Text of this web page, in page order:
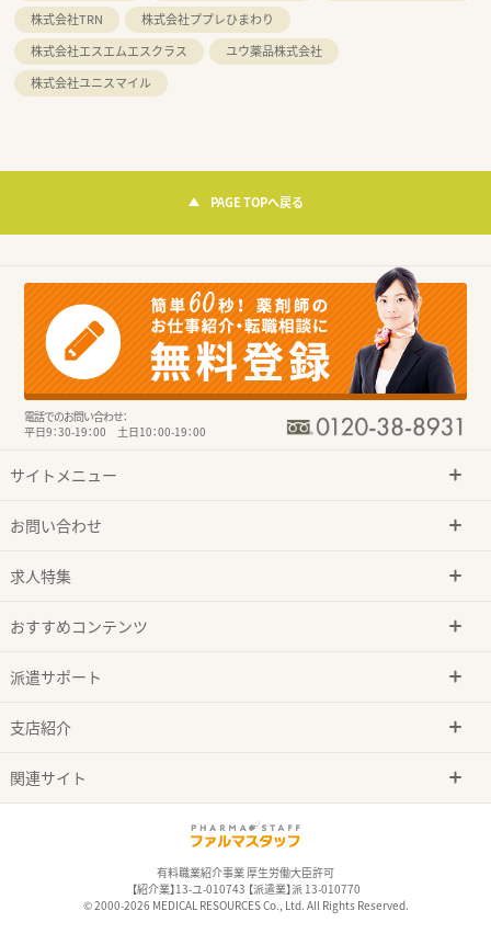
株式会社TRN
株式会社ププレひまわり
株式会社エスエムエスクラス
ユウ薬品株式会社
株式会社ユニスマイル
PAGE TOPへ戻る
電話でのお問い合わせ：
平日9：30-19：00 土日10：00-19：00
サイトメニュー
お問い合わせ
求人特集
おすすめコンテンツ
派遣サポート
支店紹介
関連サイト
有料職業紹介事業 厚生労働大臣許可
【紹介業】13-ユ-010743 【派遣業】派 13-010770
© 2000-2026 MEDICAL RESOURCES Co., Ltd. All Rights Reserved.